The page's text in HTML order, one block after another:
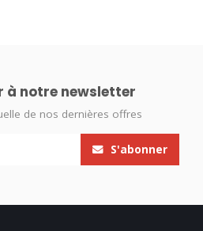
à notre newsletter
de nos dernières offres
S'abonner